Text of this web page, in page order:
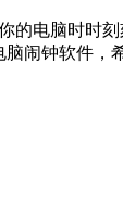
电脑时时
闹钟软件，